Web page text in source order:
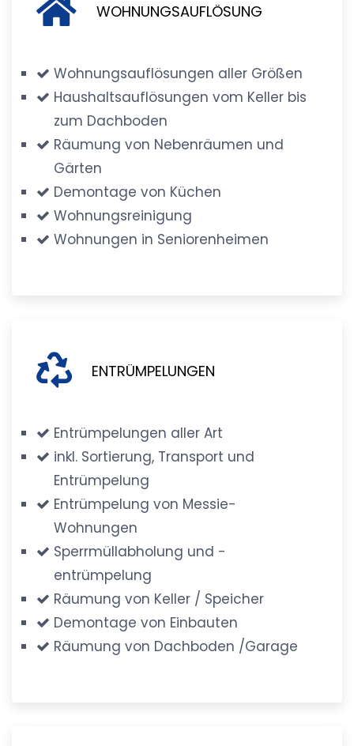
WOHNUNGSAUFLÖSUNG
Wohnungsauflösungen aller Größen
Haushaltsauflösungen vom Keller bis
zum Dachboden
Räumung von Nebenräumen und
Gärten
Demontage von Küchen
Wohnungsreinigung
Wohnungen in Seniorenheimen
ENTRÜMPELUNGEN
Entrümpelungen aller Art
inkl. Sortierung, Transport und
Entrümpelung
Entrümpelung von Messie-
Wohnungen
Sperrmüllabholung und -
entrümpelung
Räumung von Keller / Speicher
Demontage von Einbauten
Räumung von Dachboden /Garage